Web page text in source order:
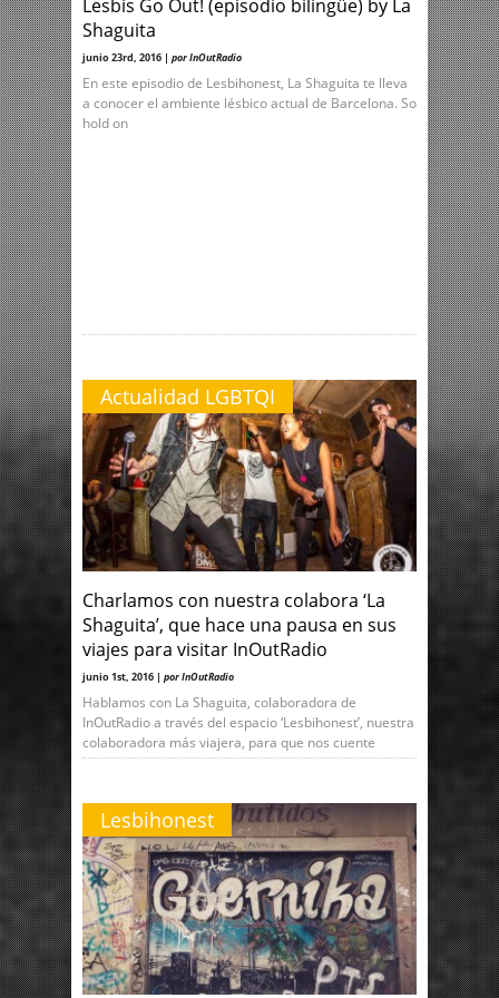
Lesbis Go Out! (episodio bilingüe) by La
Shaguita
junio 23rd, 2016 | por InOutRadio
En este episodio de Lesbihonest, La Shaguita te lleva
a conocer el ambiente lésbico actual de Barcelona. So
hold on
Actualidad LGBTQI
Charlamos con nuestra colabora ‘La
Shaguita’, que hace una pausa en sus
viajes para visitar InOutRadio
junio 1st, 2016 | por InOutRadio
Hablamos con La Shaguita, colaboradora de
InOutRadio a través del espacio ‘Lesbihonest’, nuestra
colaboradora más viajera, para que nos cuente
Lesbihonest